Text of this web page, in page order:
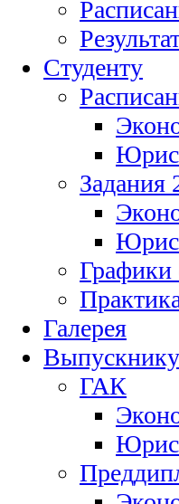
Студенту
Задания
Графики
Галерея
Выпускнику
ГАК